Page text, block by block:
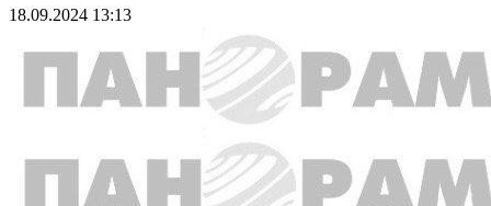
18.09.2024 13:13